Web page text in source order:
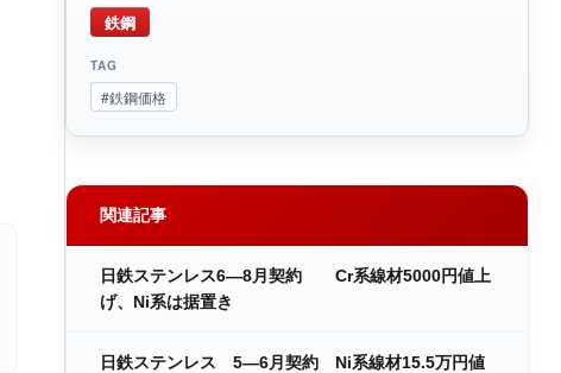
鉄鋼
TAG
#鉄鋼価格
関連記事
日鉄ステンレス6―8月契約 Cr系線材5000円値上
げ、Ni系は据置き
日鉄ステンレス 5―6月契約 Ni系線材15.5万円値